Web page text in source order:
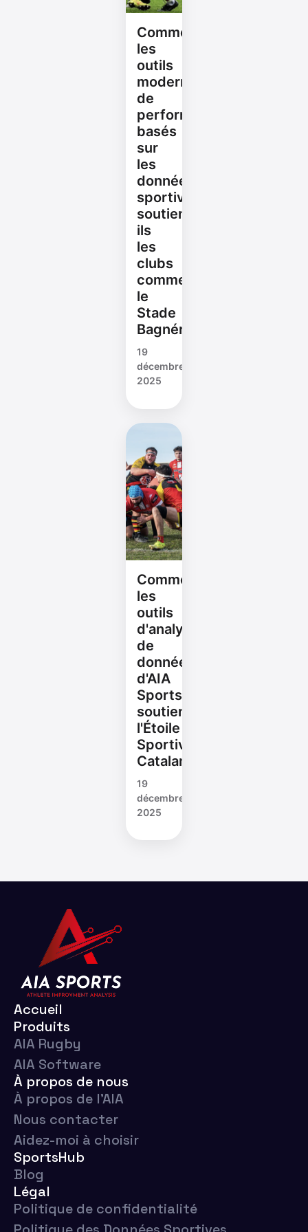
Comment
les
outils
modernes
de
performance
basés
sur
les
données
sportives
soutiennent-
ils
les
clubs
comme
le
Stade
Bagnérais
19
décembre
2025
Comment
les
outils
d'analyse
de
données
d'AIA
Sports
soutiennent
l'Étoile
Sportive
Catalane
19
décembre
2025
Accueil
Produits
AIA Rugby
AIA Software
À propos de nous
À propos de l'AIA
Nous contacter
Aidez-moi à choisir
SportsHub
Blog
Légal
Politique de confidentialité